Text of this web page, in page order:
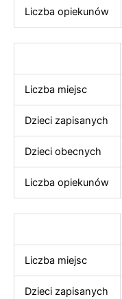
Liczba opiekunów
Liczba miejsc
Dzieci zapisanych
Dzieci obecnych
Liczba opiekunów
Liczba miejsc
Dzieci zapisanych